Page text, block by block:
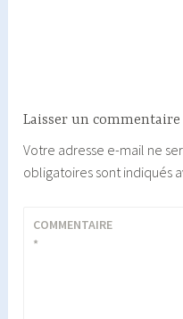
Laisser un commentaire
Votre adresse e-mail ne
obligatoires sont indiqués
COMMENTAIRE
*